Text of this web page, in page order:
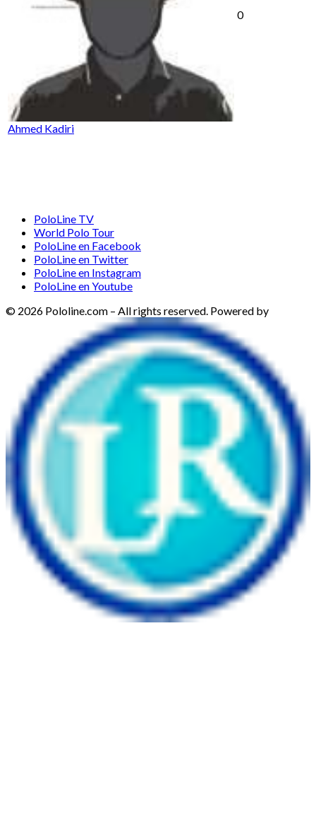
Ahmed Kadiri
0
PoloLine TV
World Polo Tour
PoloLine en Facebook
PoloLine en Twitter
PoloLine en Instagram
PoloLine en Youtube
© 2026 Pololine.com – All rights reserved. Powered by